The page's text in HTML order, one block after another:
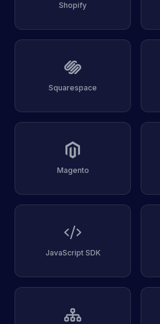
Shopify
Squarespace
Magento
JavaScript SDK